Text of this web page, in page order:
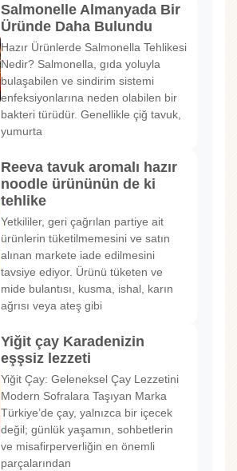
Salmonelle Almanyada Bir
Üründe Daha Bulundu
Hazır Ürünlerde Salmonella Tehlikesi
Nedir? Salmonella, gıda yoluyla
bulaşabilen ve sindirim sistemi
enfeksiyonlarına neden olabilen bir
bakteri türüdür. Genellikle çiğ tavuk,
yumurta
Reeva tavuk aromalı hazır
noodle ürününün de ki
tehlike
Yetkililer, geri çağrılan partiye ait
ürünlerin tüketilmemesini ve satın
alınan markete iade edilmesini
tavsiye ediyor. Ürünü tüketen ve
mide bulantısı, kusma, ishal, karın
ağrısı veya ateş gibi
Yiğit çay Karadenizin
eşşsiz lezzeti
Yiğit Çay: Geleneksel Çay Lezzetini
Modern Sofralara Taşıyan Marka
Türkiye’de çay, yalnızca bir içecek
değil; günlük yaşamın, sohbetlerin
ve misafirperverliğin en önemli
parçalarından